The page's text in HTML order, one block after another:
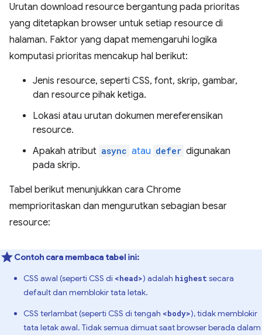
Urutan download resource bergantung pada prioritas
yang ditetapkan browser untuk setiap resource di
halaman. Faktor yang dapat memengaruhi logika
komputasi prioritas mencakup hal berikut:
Jenis resource, seperti CSS, font, skrip, gambar,
dan resource pihak ketiga.
Lokasi atau urutan dokumen mereferensikan
resource.
Apakah atribut async atau defer digunakan
pada skrip.
Tabel berikut menunjukkan cara Chrome
memprioritaskan dan mengurutkan sebagian besar
resource:
Contoh cara membaca tabel ini:
CSS awal (seperti CSS di <head>) adalah highest secara
default dan memblokir tata letak.
CSS terlambat (seperti CSS di tengah <body>), tidak memblokir
tata letak awal. Tidak semua dimuat saat browser berada dalam